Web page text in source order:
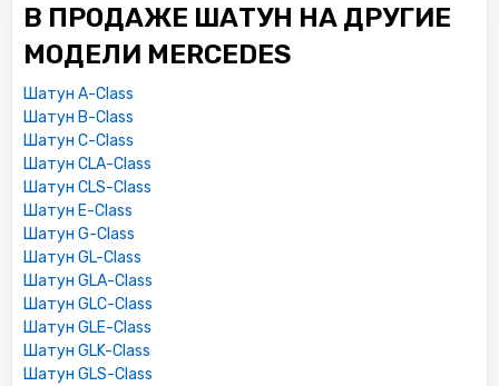
В ПРОДАЖЕ ШАТУН НА ДРУГИЕ
МОДЕЛИ MERCEDES
Шатун A-Class
Шатун B-Class
Шатун C-Class
Шатун CLA-Class
Шатун CLS-Class
Шатун E-Class
Шатун G-Class
Шатун GL-Class
Шатун GLA-Class
Шатун GLC-Class
Шатун GLE-Class
Шатун GLK-Class
Шатун GLS-Class